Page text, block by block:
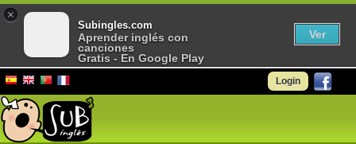
Login
×
Subingles.com
Aprender inglés con
canciones
Gratis - En Google Play
Ver